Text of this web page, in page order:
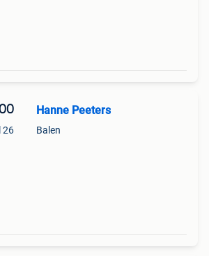
26
Hanne Peeters
Balen